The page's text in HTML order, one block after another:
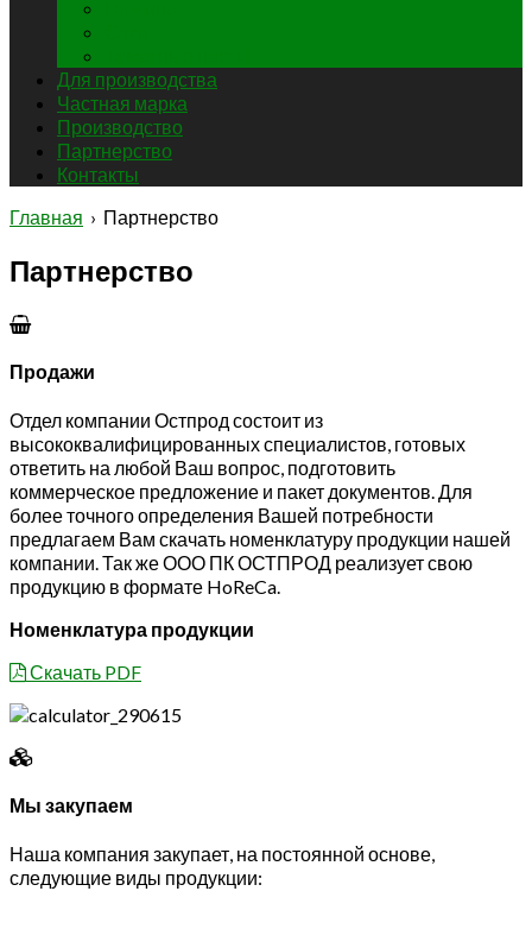
Для производства
Частная марка
Производство
Партнерство
Контакты
Главная › Партнерство
Партнерство
Продажи
Отдел компании Остпрод состоит из
высококвалифицированных специалистов, готовых
ответить на любой Ваш вопрос, подготовить
коммерческое предложение и пакет документов. Для
более точного определения Вашей потребности
предлагаем Вам скачать номенклатуру продукции нашей
компании. Так же ООО ПК ОСТПРОД реализует свою
продукцию в формате HoReCa.
Номенклатура продукции
Скачать PDF
Мы закупаем
Наша компания закупает, на постоянной основе,
следующие виды продукции: